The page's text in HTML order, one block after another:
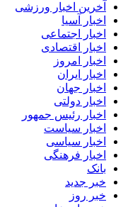
آخرین اخبار ورزشی
اخبار آسیا
اخبار اجتماعی
اخبار اقتصادی
اخبار امروز
اخبار ایران
اخبار جهان
اخبار دولتی
اخبار رئیس جمهور
اخبار سیاست
اخبار سیاسی
اخبار فرهنگی
بانک
خبر جدید
خبر روز